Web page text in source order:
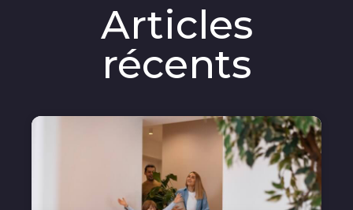
Articles
récents